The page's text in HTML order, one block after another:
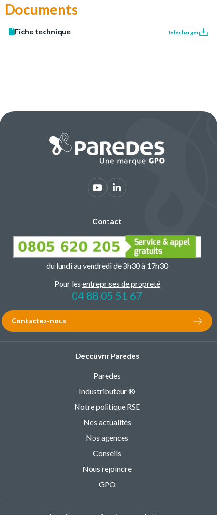
Documents
Fiche technique Télécharger
Contact
du lundi au vendredi de 8h30 à 17h30
Pour les entreprises de propreté
04 88 05 51 67
Contactez-nous
Découvrir Paredes
Paredes
Industributeur ®
Notre politique RSE
Nos actualités
Nos agences
Conseils
Nous rejoindre
GPO